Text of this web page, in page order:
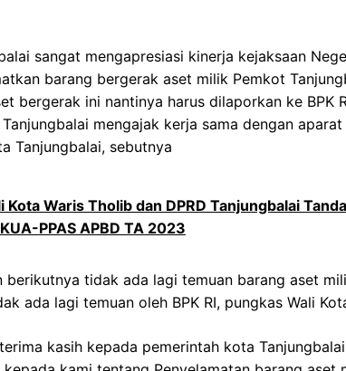
sangat mengapresiasi kinerja kejaksaan
barang bergerak aset milik Pemkot
bergerak ini nantinya harus dilaporkan ke BPK
mengajak kerja sama dengan
Tanjungbalai, sebutnya
Kota Waris Tholib dan DPRD Tanjungbalai
PPAS APBD TA 2023
berikutnya tidak ada lagi temuan barang aset
ada lagi temuan oleh BPK RI, pungkas Wali
kasih kepada pemerintah kota